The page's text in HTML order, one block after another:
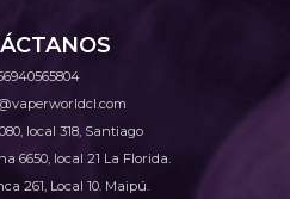
local 318, Santiago
6650, local 21 La Florida.
261, Local 10. Maipú.